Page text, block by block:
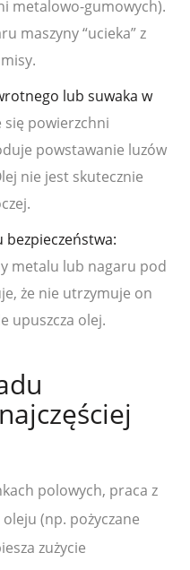
metalowo-gumowych).
maszyny “ucieka” z
lub suwaka w
się powierzchni
powstawanie luzów
nie jest skutecznie
bezpieczeństwa:
metalu lub nagaru pod
że nie utrzymuje on
upuszcza olej.
polowych, praca z
(np. pożyczane
zużycie